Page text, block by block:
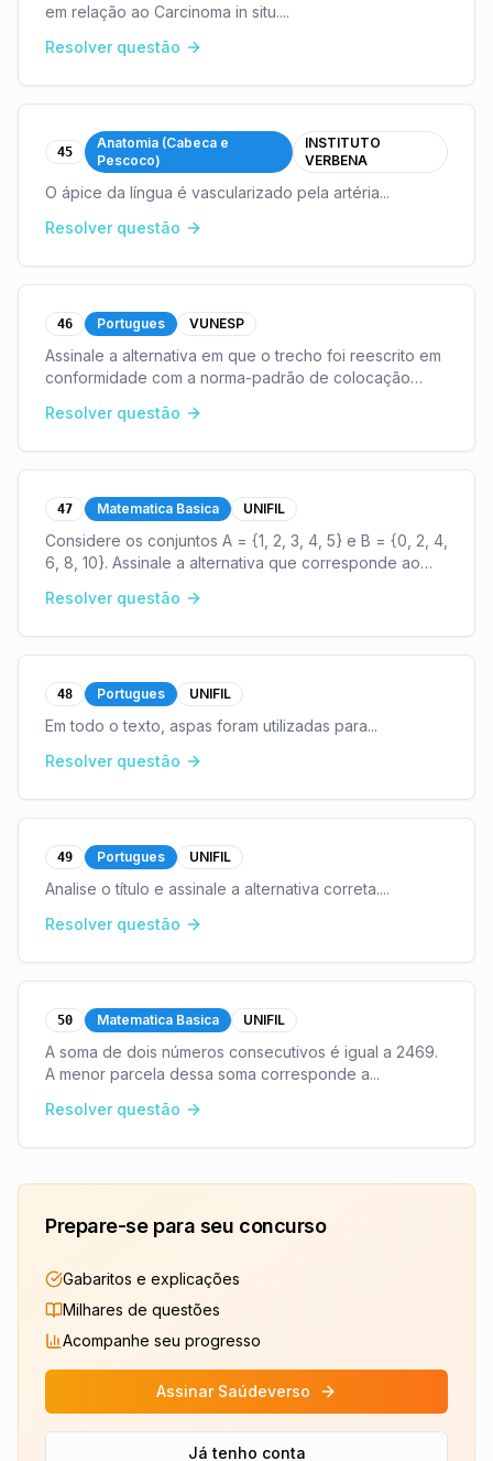
em relação ao Carcinoma in situ....
Resolver questão
45
Anatomia (Cabeca e
Pescoco)
INSTITUTO
VERBENA
O ápice da língua é vascularizado pela artéria...
Resolver questão
46 Portugues VUNESP
Assinale a alternativa em que o trecho foi reescrito em
conformidade com a norma-padrão de colocação
São Paulo entre os séculos 18 e 19 e que ass
Resolver questão
47 Matematica Basica UNIFIL
Considere os conjuntos A = {1, 2, 3, 4, 5} e B = {0, 2, 4,
6, 8, 10}. Assinale a alternativa que corresponde ao
Resolver questão
48 Portugues UNIFIL
Em todo o texto, aspas foram utilizadas para...
Resolver questão
49 Portugues UNIFIL
Analise o título e assinale a alternativa correta....
Resolver questão
50 Matematica Basica UNIFIL
A soma de dois números consecutivos é igual a 2469.
A menor parcela dessa soma corresponde a...
Resolver questão
Prepare-se para seu concurso
Gabaritos e explicações
Milhares de questões
Acompanhe seu progresso
Assinar Saúdeverso
Já tenho conta